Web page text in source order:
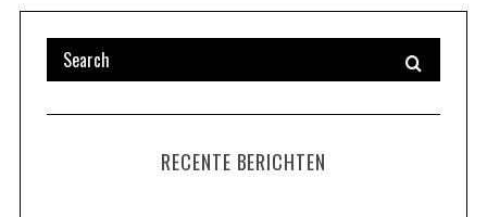
RECENTE BERICHTEN